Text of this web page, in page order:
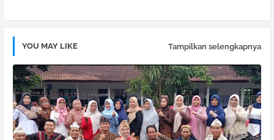
YOU MAY LIKE Tampilkan selengkapnya